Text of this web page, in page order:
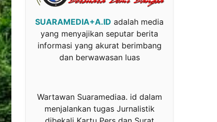
SUARAMEDIA+A.ID adalah media
yang menyajikan seputar berita
informasi yang akurat berimbang
dan berwawasan luas
Wartawan Suaramediaa. id dalam
menjalankan tugas Jurnalistik